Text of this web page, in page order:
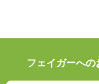
フェイガーへ